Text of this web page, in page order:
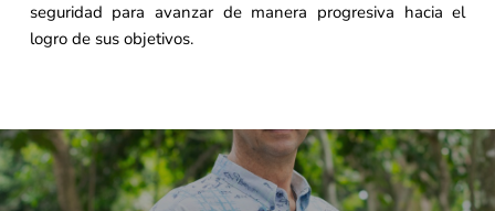
seguridad para avanzar de manera progresiva hacia el
logro de sus objetivos.